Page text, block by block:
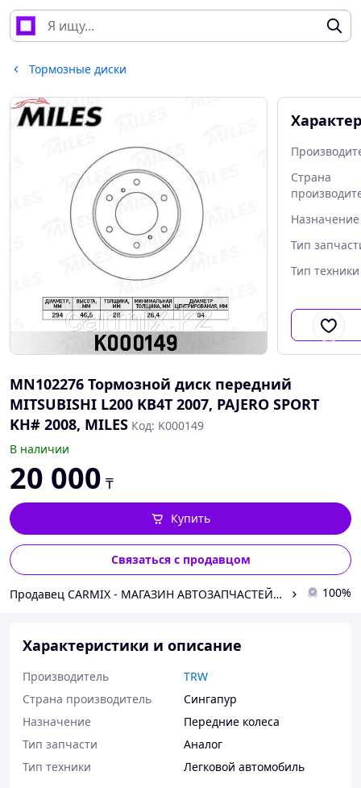
Тормозные диски
Страна
Назначение
Тип
Тип техники
MN102276 Тормозной диск передний
MITSUBISHI L200 KB4T 2007, PAJERO SPORT
KH# 2008, MILES Код: K000149
В наличии
20 000 ₸
Купить
Связаться с продавцом
Продавец СARMIX - МАГАЗИН АВТОЗАПЧАСТЕЙ В НУР- 100%
Характеристики и описание
Производитель
TRW
Страна производитель
Сингапур
Назначение
Передние колеса
Тип запчасти
Аналог
Тип техники
Легковой автомобиль